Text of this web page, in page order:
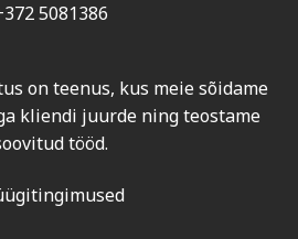
5081386
on teenus, kus meie sõidame
kliendi juurde ning teostame
tööd.